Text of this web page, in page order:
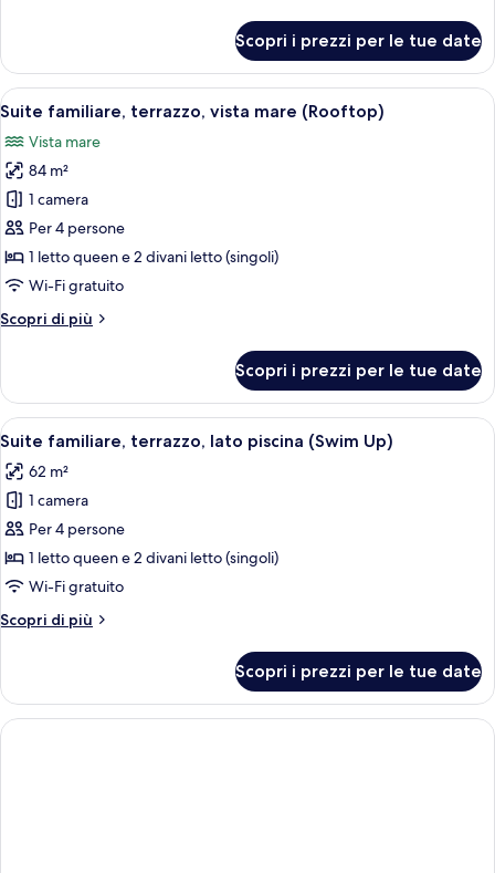
Superior,
balcone,
vista
Scopri i prezzi per le tue date
Apri
tutte
le
foto
per
Suite
familiare,
terrazzo,
mare
Una camera d'hotel moderna con
11
Suite familiare, terrazzo, vista mare (Rooftop)
Vista mare
84 m²
1 camera
Per 4 persone
1 letto queen e 2 divani letto (singoli)
Wi-Fi gratuito
Scopri di più
Altri
familiare,
terrazzo,
vista
(Rooftop)
Scopri i prezzi per le tue date
Apri
tutte
le
foto
per
Suite
familiare,
lato
Up)
Un balcone con piscina, mobili in
12
Suite familiare, terrazzo, lato piscina (Swim Up)
62 m²
1 camera
Per 4 persone
1 letto queen e 2 divani letto (singoli)
Wi-Fi gratuito
Scopri di più
Altri
familiare,
terrazzo,
lato
Scopri i prezzi per le tue date